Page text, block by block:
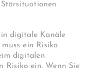
digitale Kanäle
ein Risiko
digitalen
Risiko ein. Wenn Sie